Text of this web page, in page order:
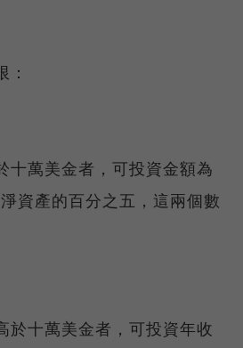
十萬美金者，可投資金額為
資產的百分之五，這兩個數
於十萬美金者，可投資年收